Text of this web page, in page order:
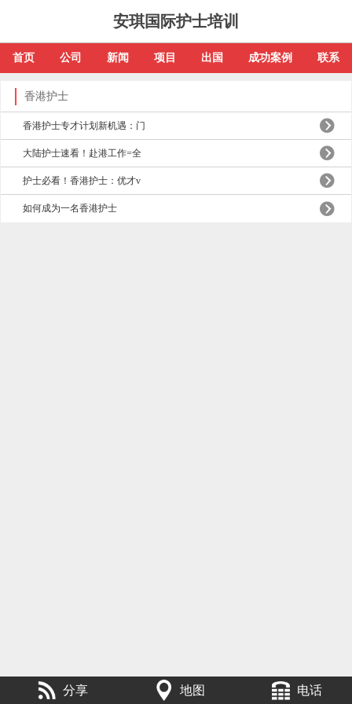
安琪国际护士培训
首页 公司 新闻 项目 出国 成功案例 联系
香港护士
香港护士专才计划新机遇：门
大陆护士速看！赴港工作=全
护士必看！香港护士：优才v
如何成为一名香港护士
分享 地图 电话